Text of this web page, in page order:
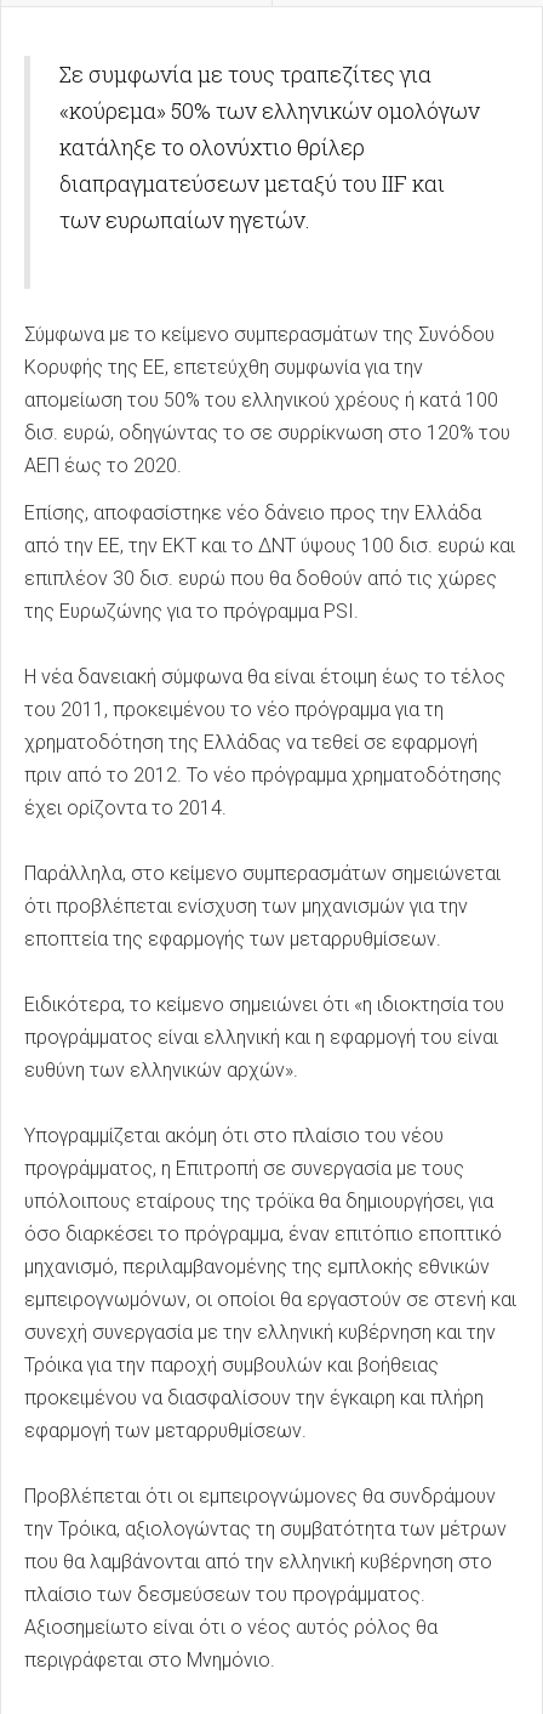
Σε συμφωνία με τους τραπεζίτες για
«κούρεμα» 50% των ελληνικών ομολόγων
κατάληξε το ολονύχτιο θρίλερ
διαπραγματεύσεων μεταξύ του IIF και
των ευρωπαίων ηγετών.
Σύμφωνα με το κείμενο συμπερασμάτων της Συνόδου
Κορυφής της ΕΕ, επετεύχθη συμφωνία για την
απομείωση του 50% του ελληνικού χρέους ή κατά 100
δισ. ευρώ, οδηγώντας το σε συρρίκνωση στο 120% του
ΑΕΠ έως το 2020.
Επίσης, αποφασίστηκε νέο δάνειο προς την Ελλάδα
από την ΕΕ, την ΕΚΤ και το ΔΝΤ ύψους 100 δισ. ευρώ και
επιπλέον 30 δισ. ευρώ που θα δοθούν από τις χώρες
της Ευρωζώνης για το πρόγραμμα PSI.
H νέα δανειακή σύμφωνα θα είναι έτοιμη έως το τέλος
του 2011, προκειμένου το νέο πρόγραμμα για τη
χρηματοδότηση της Ελλάδας να τεθεί σε εφαρμογή
πριν από το 2012. Το νέο πρόγραμμα χρηματοδότησης
έχει ορίζοντα το 2014.
Παράλληλα, στο κείμενο συμπερασμάτων σημειώνεται
ότι προβλέπεται ενίσχυση των μηχανισμών για την
εποπτεία της εφαρμογής των μεταρρυθμίσεων.
Ειδικότερα, το κείμενο σημειώνει ότι «η ιδιοκτησία του
προγράμματος είναι ελληνική και η εφαρμογή του είναι
ευθύνη των ελληνικών αρχών».
Υπογραμμίζεται ακόμη ότι στο πλαίσιο του νέου
προγράμματος, η Επιτροπή σε συνεργασία με τους
υπόλοιπους εταίρους της τρόϊκα θα δημιουργήσει, για
όσο διαρκέσει το πρόγραμμα, έναν επιτόπιο εποπτικό
μηχανισμό, περιλαμβανομένης της εμπλοκής εθνικών
εμπειρογνωμόνων, οι οποίοι θα εργαστούν σε στενή και
συνεχή συνεργασία με την ελληνική κυβέρνηση και την
Τρόικα για την παροχή συμβουλών και βοήθειας
προκειμένου να διασφαλίσουν την έγκαιρη και πλήρη
εφαρμογή των μεταρρυθμίσεων.
Προβλέπεται ότι οι εμπειρογνώμονες θα συνδράμουν
την Τρόικα, αξιολογώντας τη συμβατότητα των μέτρων
που θα λαμβάνονται από την ελληνική κυβέρνηση στο
πλαίσιο των δεσμεύσεων του προγράμματος.
Αξιοσημείωτο είναι ότι ο νέος αυτός ρόλος θα
περιγράφεται στο Μνημόνιο.